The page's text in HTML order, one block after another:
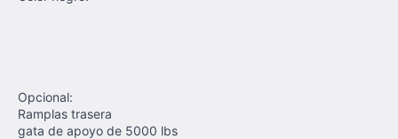
Opcional:
Ramplas trasera
gata de apoyo de 5000 lbs